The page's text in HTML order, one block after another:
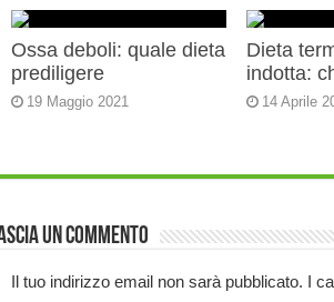
Ossa deboli: quale dieta
prediligere
19 Maggio 2021
Dieta
indotta:
14 Aprile
un commento
Il tuo indirizzo email non sarà pubblicato. I